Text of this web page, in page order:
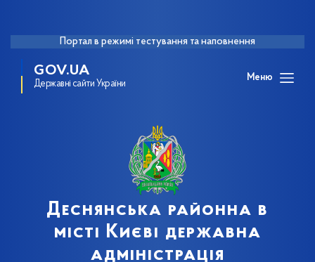
Портал в режимі тестування та наповнення
GOV.UA
Державні сайти України
Меню
Деснянська районна в
місті Києві державна
адміністрація